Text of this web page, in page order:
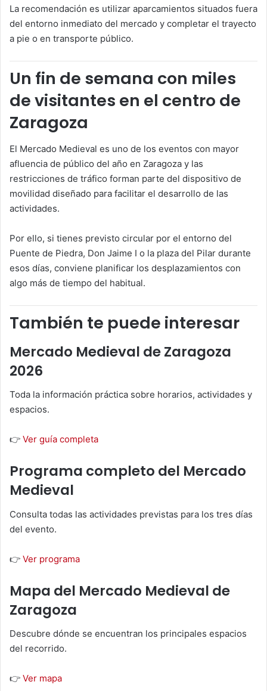
La recomendación es utilizar aparcamientos situados fuera
del entorno inmediato del mercado y completar el trayecto
a pie o en transporte público.
Un fin de semana con miles
de visitantes en el centro de
Zaragoza
El Mercado Medieval es uno de los eventos con mayor
afluencia de público del año en Zaragoza y las
restricciones de tráfico forman parte del dispositivo de
movilidad diseñado para facilitar el desarrollo de las
actividades.
Por ello, si tienes previsto circular por el entorno del
Puente de Piedra, Don Jaime I o la plaza del Pilar durante
esos días, conviene planificar los desplazamientos con
algo más de tiempo del habitual.
También te puede interesar
Mercado Medieval de Zaragoza
2026
Toda la información práctica sobre horarios, actividades y
espacios.
👉 Ver guía completa
Programa completo del Mercado
Medieval
Consulta todas las actividades previstas para los tres días
del evento.
👉 Ver programa
Mapa del Mercado Medieval de
Zaragoza
Descubre dónde se encuentran los principales espacios
del recorrido.
👉 Ver mapa